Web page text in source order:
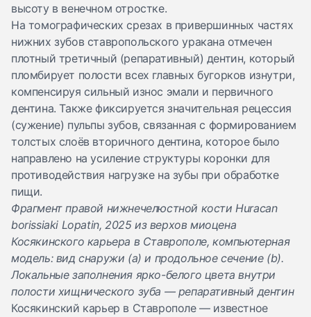
высоту в венечном отростке.
На томографических срезах в привершинных частях
нижних зубов ставропольского уракана отмечен
плотный третичный (репаративный) дентин, который
пломбирует полости всех главных бугорков изнутри,
компенсируя сильный износ эмали и первичного
дентина. Также фиксируется значительная рецессия
(сужение) пульпы зубов, связанная с формированием
толстых слоёв вторичного дентина, которое было
направлено на усиление структуры коронки для
противодействия нагрузке на зубы при обработке
пищи.
Фрагмент правой нижнечелюстной кости Huracan
borissiaki Lopatin, 2025 из верхов миоцена
Косякинского карьера в Ставрополе, компьютерная
модель: вид снаружи (a) и продольное сечение (b).
Локальные заполнения ярко-белого цвета внутри
полости хищнического зуба — репаративный дентин
Косякинский карьер в Ставрополе — известное